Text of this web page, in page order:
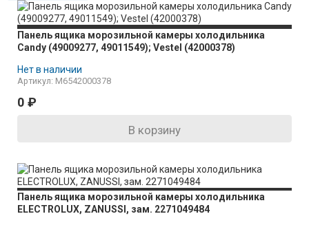
Панель ящика морозильной камеры холодильника
Candy (49009277, 49011549); Vestel (42000378)
Нет в наличии
Артикул: M6542000378
0 ₽
В корзину
Панель ящика морозильной камеры холодильника
ELECTROLUX, ZANUSSI, зам. 2271049484